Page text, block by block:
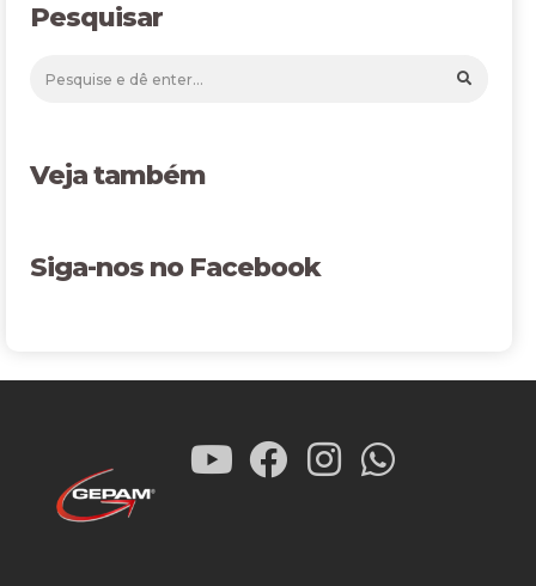
Pesquisar
Veja também
Siga-nos no Facebook